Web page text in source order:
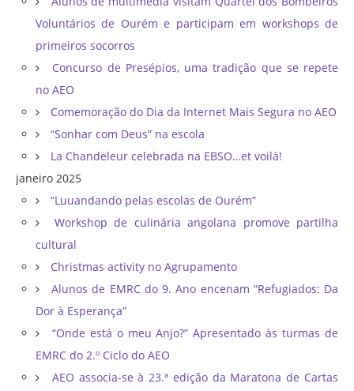
Voluntários de Ourém e participam em workshops de
primeiros socorros
Concurso de Presépios, uma tradição que se repete
no AEO
Comemoração do Dia da Internet Mais Segura no AEO
“Sonhar com Deus” na escola
La Chandeleur celebrada na EBSO…et voilà!
janeiro 2025
“Luuandando pelas escolas de Ourém”
Workshop de culinária angolana promove partilha
cultural
Christmas activity no Agrupamento
Alunos de EMRC do 9. Ano encenam “Refugiados: Da
Dor à Esperança”
“Onde está o meu Anjo?” Apresentado às turmas de
EMRC do 2.º Ciclo do AEO
AEO associa-se à 23.ª edição da Maratona de Cartas